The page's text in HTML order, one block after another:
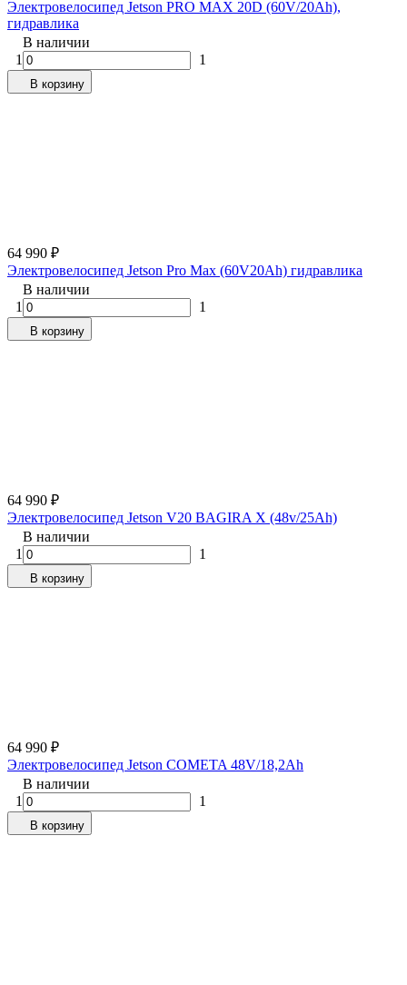
Электровелосипед Jetson PRO MAX 20D (60V/20Ah),
гидравлика
В наличии
1
1
В корзину
64 990 ₽
Электровелосипед Jetson Pro Max (60V20Ah) гидравлика
В наличии
1
1
В корзину
64 990 ₽
Электровелосипед Jetson V20 BAGIRA X (48v/25Ah)
В наличии
1
1
В корзину
64 990 ₽
Электровелосипед Jetson COMETA 48V/18,2Ah
В наличии
1
1
В корзину